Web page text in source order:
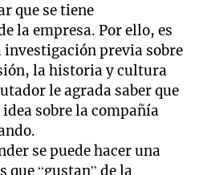
que se tiene
la empresa. Por ello, es
previa sobre
la historia y cultura
le agrada saber que
sobre la compañía
se puede hacer una
que “gustan” de la